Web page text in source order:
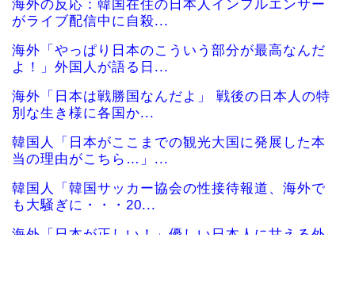
海外の反応：韓国在住の日本人インフルエンサー
がライブ配信中に自殺...
海外「やっぱり日本のこういう部分が最高なんだ
よ！」外国人が語る日...
海外「日本は戦勝国なんだよ」 戦後の日本人の特
別な生き様に各国か...
韓国人「日本がここまでの観光大国に発展した本
当の理由がこちら…」...
韓国人「韓国サッカー協会の性接待報道、海外で
も大騒ぎに・・・20...
海外「日本が正しい！」優しい日本人に甘える外